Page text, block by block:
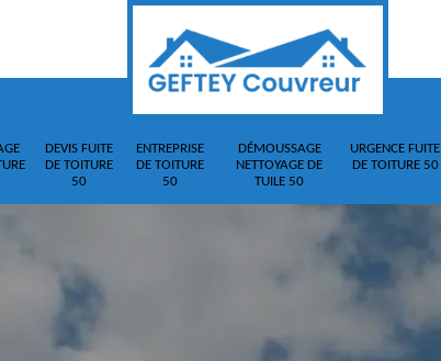
DEVIS FUITE
DE TOITURE
50
ENTREPRISE
DE TOITURE
50
DÉMOUSSAGE
NETTOYAGE DE
TUILE 50
URGENCE FUITE
DE TOITURE 50